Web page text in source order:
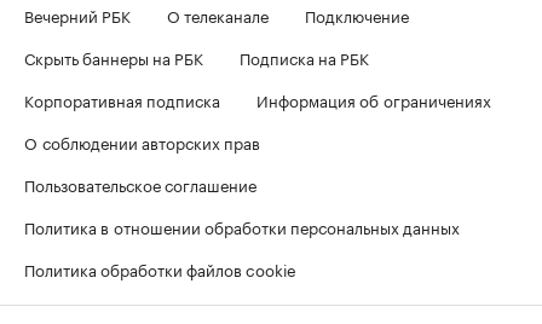
Вечерний РБК
О телеканале
Подключение
Скрыть баннеры на РБК
Подписка на РБК
Корпоративная подписка
Информация об ограничениях
О соблюдении авторских прав
Пользовательское соглашение
Политика в отношении обработки персональных данных
Политика обработки файлов cookie